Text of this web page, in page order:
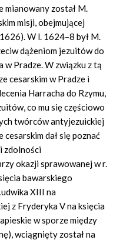
mianowany został M.
misji, obejmującej
W l. 1624–8 był M.
dążeniom jezuitów do
Pradze. W związku z tą
cesarskim w Pradze i
Harracha do Rzymu,
co mu się częściowo
twórców antyjezuickiej
dał się poznać
zdolności
okazji sprawowanej w r.
bawarskiego
XIII na
z Fryderyka V na księcia
w sporze między
wciągnięty został na